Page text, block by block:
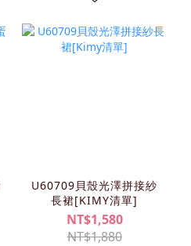
U60709貝殼光澤拼接紗
長裙[KIMY清單]
NT$1,580
NT$1,880